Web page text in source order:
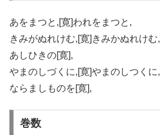
あをまつと,[寛]われをまつと,
きみがぬれけむ,[寛]きみかぬれけむ,
あしひきの[寛],
やまのしづくに,[寛]やまのしつくに,
ならましものを[寛],
巻数